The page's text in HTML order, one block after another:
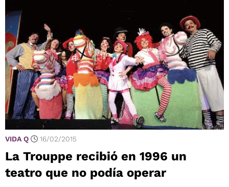
VIDA Q 16/02/2015
La Trouppe recibió en 1996 un
teatro que no podía operar